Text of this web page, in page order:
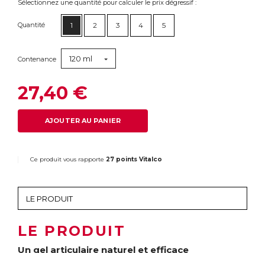
Sélectionnez une quantité pour calculer le prix dégressif :
Quantité 1 2 3 4 5
Contenance 120 ml
27,40 €
AJOUTER AU PANIER
Ce produit vous rapporte 27 points Vitalco
LE PRODUIT
Un gel articulaire naturel et efficace